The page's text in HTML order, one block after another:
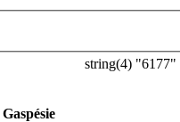
string(4) "6177"